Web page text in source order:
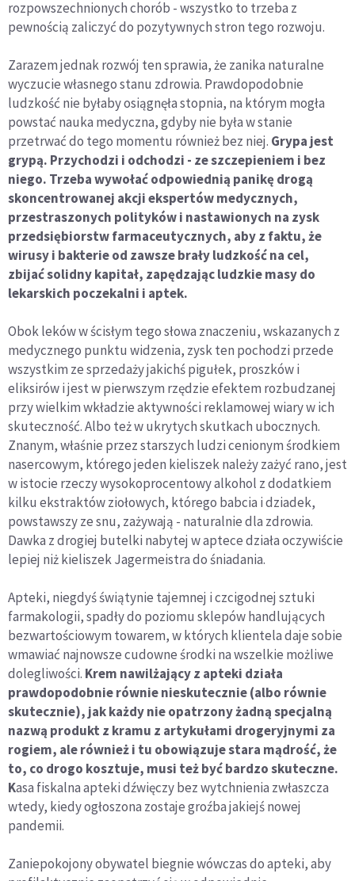
rozpowszechnionych chorób - wszystko to trzeba z
pewnością zaliczyć do pozytywnych stron tego rozwoju.
Zarazem jednak rozwój ten sprawia, że zanika naturalne
wyczucie własnego stanu zdrowia. Prawdopodobnie
ludzkość nie byłaby osiągnęła stopnia, na którym mogła
powstać nauka medyczna, gdyby nie była w stanie
przetrwać do tego momentu również bez niej. Grypa jest
grypą. Przychodzi i odchodzi - ze szczepieniem i bez
niego. Trzeba wywołać odpowiednią panikę drogą
skoncentrowanej akcji ekspertów medycznych,
przestraszonych polityków i nastawionych na zysk
przedsiębiorstw farmaceutycznych, aby z faktu, że
wirusy i bakterie od zawsze brały ludzkość na cel,
zbijać solidny kapitał, zapędzając ludzkie masy do
lekarskich poczekalni i aptek.
Obok leków w ścisłym tego słowa znaczeniu, wskazanych z
medycznego punktu widzenia, zysk ten pochodzi przede
wszystkim ze sprzedaży jakichś pigułek, proszków i
eliksirów i jest w pierwszym rzędzie efektem rozbudzanej
przy wielkim wkładzie aktywności reklamowej wiary w ich
skuteczność. Albo też w ukrytych skutkach ubocznych.
Znanym, właśnie przez starszych ludzi cenionym środkiem
nasercowym, którego jeden kieliszek należy zażyć rano, jest
w istocie rzeczy wysokoprocentowy alkohol z dodatkiem
kilku ekstraktów ziołowych, którego babcia i dziadek,
powstawszy ze snu, zażywają - naturalnie dla zdrowia.
Dawka z drogiej butelki nabytej w aptece działa oczywiście
lepiej niż kieliszek Jagermeistra do śniadania.
Apteki, niegdyś świątynie tajemnej i czcigodnej sztuki
farmakologii, spadły do poziomu sklepów handlujących
bezwartościowym towarem, w których klientela daje sobie
wmawiać najnowsze cudowne środki na wszelkie możliwe
dolegliwości. Krem nawilżający z apteki działa
prawdopodobnie równie nieskutecznie (albo równie
skutecznie), jak każdy nie opatrzony żadną specjalną
nazwą produkt z kramu z artykułami drogeryjnymi za
rogiem, ale również i tu obowiązuje stara mądrość, że
to, co drogo kosztuje, musi też być bardzo skuteczne.
Kasa fiskalna apteki dźwięczy bez wytchnienia zwłaszcza
wtedy, kiedy ogłoszona zostaje groźba jakiejś nowej
pandemii.
Zaniepokojony obywatel biegnie wówczas do apteki, aby